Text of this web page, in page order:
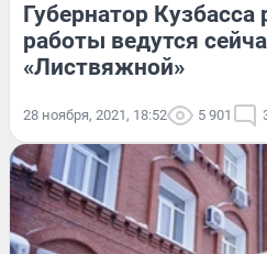
Губернатор Кузбасса
работы ведутся
«Листвяжной»
28 ноября, 2021, 18:52 5 901